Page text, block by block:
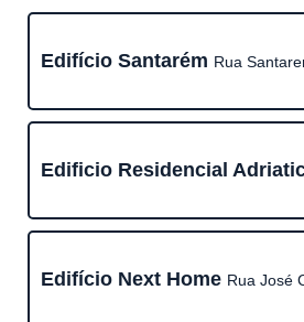
Edifício Santarém Rua
Edificio Residencial
Edifício Next Home Rua José